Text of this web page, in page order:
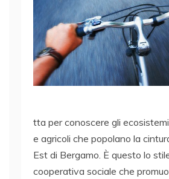
tta per conoscere gli
e agricoli che popolano la
Est di Bergamo. È questo lo
cooperativa sociale che